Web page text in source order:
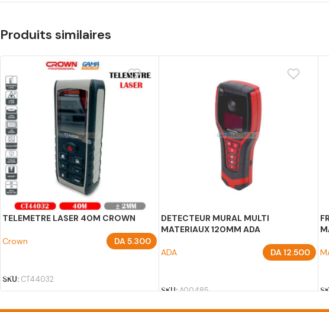
Produits similaires
TELEMETRE LASER 40M CROWN
Crown DA5.300
SKU: CT44032
DETECTEUR MURAL MULTI
MATERIAUX 120MM ADA
ADA DA12.500
SKU:A00485